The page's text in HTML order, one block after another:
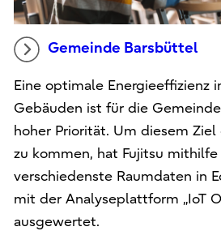
Gemeinde Barsbüttel
Eine optimale Energieeffizienz
Gebäuden ist für die
hoher Priorität. Um diesem
zu kommen, hat Fujitsu mithilfe
verschiedenste Raumdaten in
mit der Analyseplattform „IoT
ausgewertet.